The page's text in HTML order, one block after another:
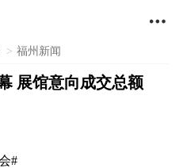

> 福州新闻
展馆意向成交总额
#